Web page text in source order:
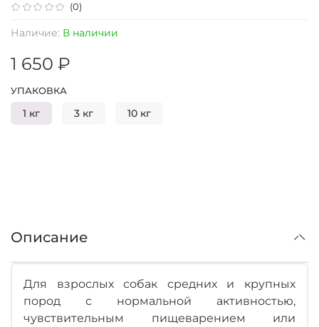
(0)
Наличие: В наличии
1 650 ₽
УПАКОВКА
1 кг 3 кг 10 кг
Описание
Для взрослых собак средних и крупных
пород с нормальной активностью,
чувствительным пищеварением или